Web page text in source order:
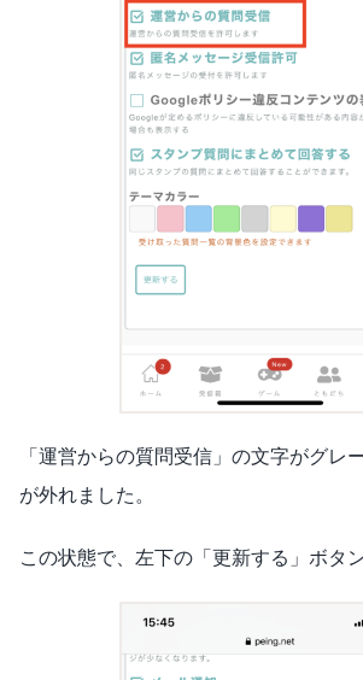
「運営からの質問受信」の文字がグレ
が外れました。
この状態で、左下の「更新する」ボタ